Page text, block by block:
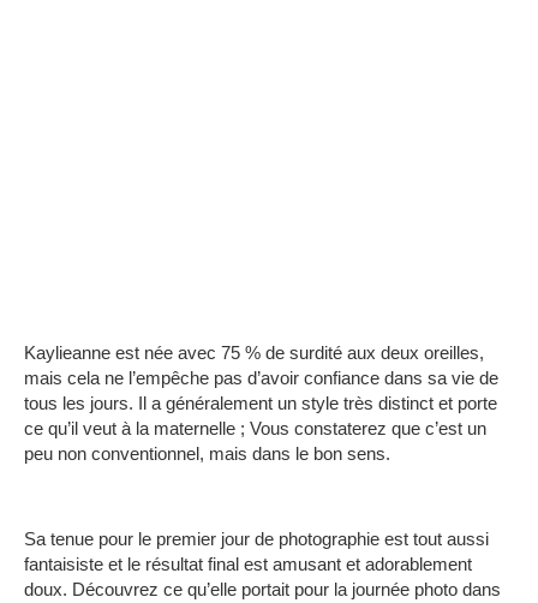
Kaylieanne est née avec 75 % de surdité aux deux oreilles,
mais cela ne l’empêche pas d’avoir confiance dans sa vie de
tous les jours. Il a généralement un style très distinct et porte
ce qu’il veut à la maternelle ; Vous constaterez que c’est un
peu non conventionnel, mais dans le bon sens.
Sa tenue pour le premier jour de photographie est tout aussi
fantaisiste et le résultat final est amusant et adorablement
doux. Découvrez ce qu’elle portait pour la journée photo dans